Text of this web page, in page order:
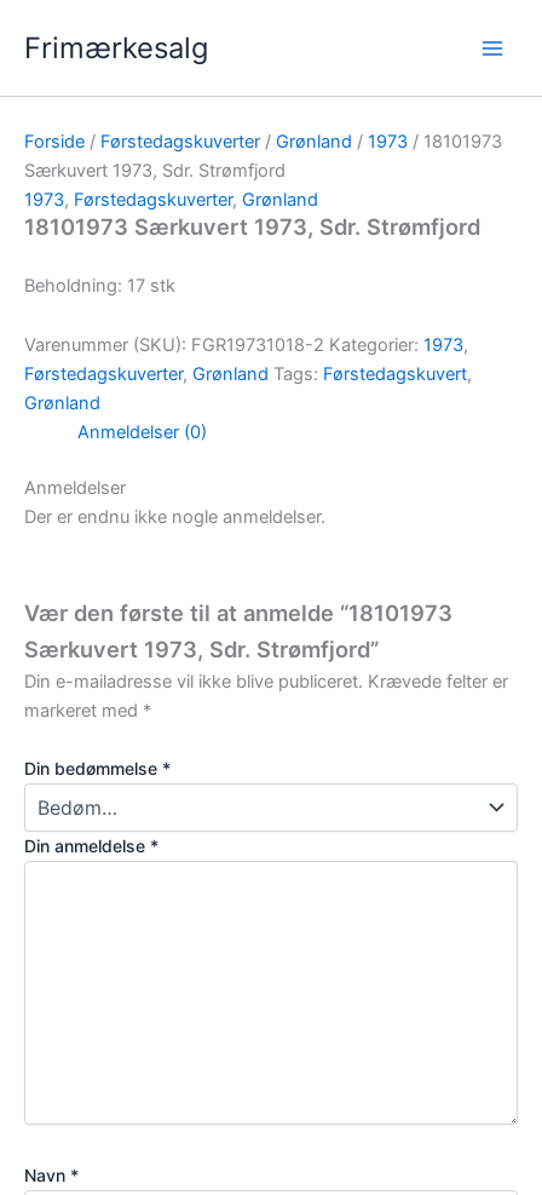
Frimærkesalg
Forside / Førstedagskuverter / Grønland / 1973 / 18101973
Særkuvert 1973, Sdr. Strømfjord
1973, Førstedagskuverter, Grønland
18101973 Særkuvert 1973, Sdr. Strømfjord
Beholdning: 17 stk
Varenummer (SKU): FGR19731018-2 Kategorier: 1973,
Førstedagskuverter, Grønland Tags: Førstedagskuvert,
Grønland
Anmeldelser (0)
Anmeldelser
Der er endnu ikke nogle anmeldelser.
Vær den første til at anmelde “18101973
Særkuvert 1973, Sdr. Strømfjord”
Din e-mailadresse vil ikke blive publiceret. Krævede felter er
markeret med *
Din bedømmelse *
Din anmeldelse *
Navn *